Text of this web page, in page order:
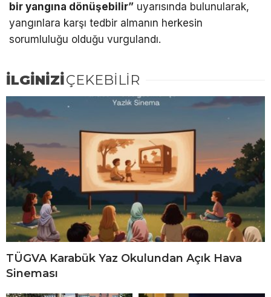
bir yangına dönüşebilir” uyarısında bulunularak,
yangınlara karşı tedbir almanın herkesin
sorumluluğu olduğu vurgulandı.
İLGİNİZİÇEKEBİLİR
TÜGVA Karabük Yaz Okulundan Açık Hava
Sineması